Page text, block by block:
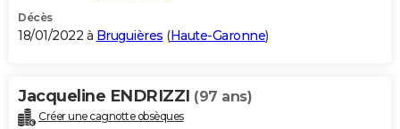
Décès
18/01/2022 à Bruguières (Haute-Garonne)
Jacqueline ENDRIZZI (97 ans)
Créer une cagnotte obsèques